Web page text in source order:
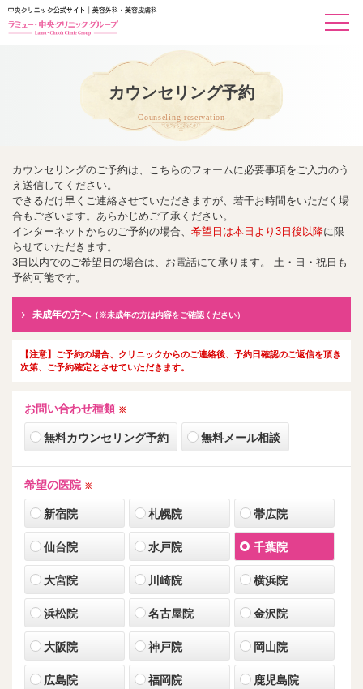
カウンセリング予約
Counseling reservation
カウンセリングのご予約は、こちらのフォームに必要事項をご入力のう
え送信してください。
できるだけ早くご連絡させていただきますが、若干お時間をいただく場
合もございます。あらかじめご了承ください。
インターネットからのご予約の場合、 希望日は本日より3日後以降に限
らせていただきます。
3日以内でのご希望日の場合は、お電話にて承ります。 土・日・祝日も
予約可能です。
未成年の方へ（※未成年の方は内容をご確認ください）
【注意】ご予約の場合、クリニックからのご連絡後、予約日確認のご返信を頂き
次第、ご予約確定とさせていただきます。
お問い合わせ種類 ※
無料カウンセリング予約 無料メール相談
希望の医院 ※
新宿院 札幌院 帯広院
仙台院 水戸院 千葉院
大宮院 川崎院 横浜院
浜松院 名古屋院 金沢院
大阪院 神戸院 岡山院
広島院 福岡院 鹿児島院